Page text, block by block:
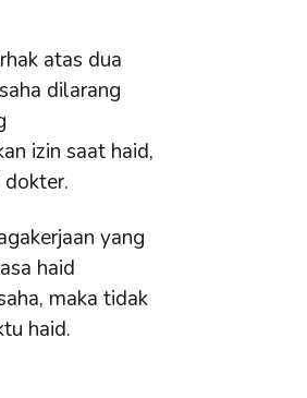
atas dua
dilarang
izin saat haid,
yang
haid
maka tidak
haid.